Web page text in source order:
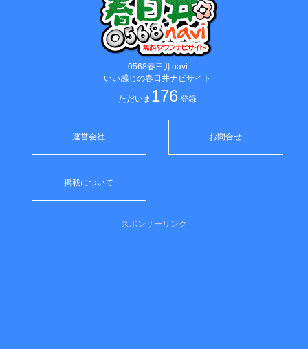
0568春日井navi
いい感じの春日井ナビサイト
ただいま 176 登録
運営会社 お問合せ
掲載について
スポンサーリンク